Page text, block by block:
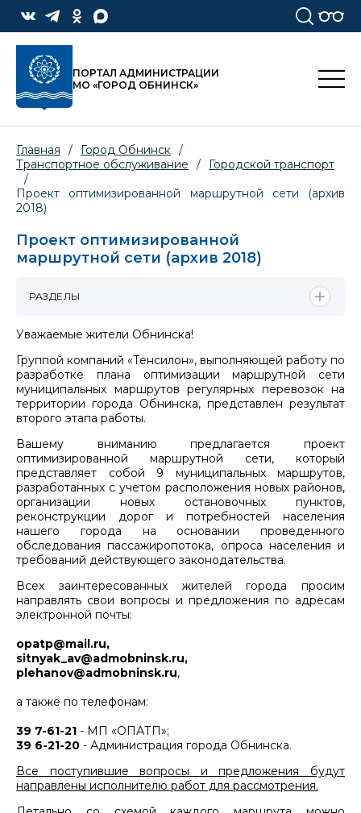
ПОРТАЛ АДМИНИСТРАЦИИ
МО «ГОРОД ОБНИНСК»
Главная / Город Обнинск /
Транспортное обслуживание
/
Городской транспорт
/
Проект оптимизированной маршрутной сети (архив
2018)
Проект оптимизированной
маршрутной сети (архив 2018)
Уважаемые жители Обнинска!
Группой компаний «Тенсилон», выполняющей работу по
разработке плана оптимизации маршрутной сети
муниципальных маршрутов регулярных перевозок на
территории города Обнинска, представлен результат
второго этапа работы.
Вашему вниманию предлагается проект
оптимизированной маршрутной сети, который
представляет собой 9 муниципальных маршрутов,
разработанных с учетом расположения новых районов,
организации новых остановочных пунктов,
реконструкции дорог и потребностей населения
нашего города на основании проведенного
обследования пассажиропотока, опроса населения и
требований действующего законодательства.
Всех заинтересованных жителей города просим
направлять свои вопросы и предложения по адресам
электронной почты:
opatp@mail.ru,
sitnyak_av@admobninsk.ru,
plehanov@admobninsk.ru,
а также по телефонам:
39 7-61-21 - МП «ОПАТП»;
39 6-21-20 - Администрация города Обнинска.
Все поступившие вопросы и предложения будут
направлены исполнителю работ для рассмотрения.
РАЗДЕЛЫ